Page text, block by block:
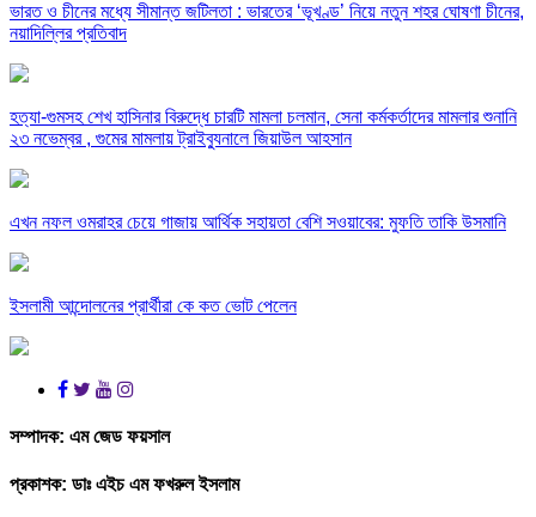
ভারত ও চীনের মধ্যে সীমান্ত জটিলতা : ভারতের ‘ভূখণ্ড’ নিয়ে নতুন শহর ঘোষণা চীনের,
নয়াদিল্লির প্রতিবাদ
হত্যা-গুমসহ শেখ হাসিনার বিরুদ্ধে চারটি মামলা চলমান, সেনা কর্মকর্তাদের মামলার শুনানি
২৩ নভেম্বর , গুমের মামলায় ট্রাইব্যুনালে জিয়াউল আহসান
এখন নফল ওমরাহর চেয়ে গাজায় আর্থিক সহায়তা বেশি সওয়াবের: মুফতি তাকি উসমানি
ইসলামী আন্দোলনের প্রার্থীরা কে কত ভোট পেলেন
সম্পাদক: এম জেড ফয়সাল
প্রকাশক: ডাঃ এইচ এম ফখরুল ইসলাম